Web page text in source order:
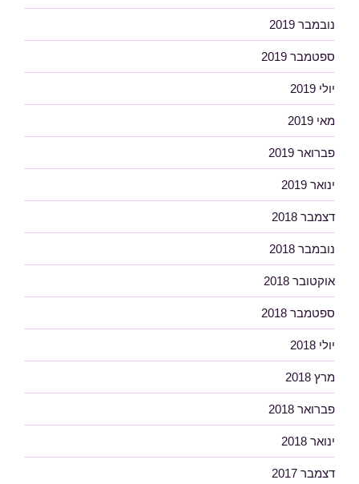
נובמבר 2019
ספטמבר 2019
יולי 2019
מאי 2019
פברואר 2019
ינואר 2019
דצמבר 2018
נובמבר 2018
אוקטובר 2018
ספטמבר 2018
יולי 2018
מרץ 2018
פברואר 2018
ינואר 2018
דצמבר 2017